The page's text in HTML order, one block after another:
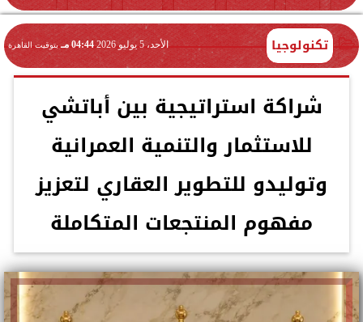
تكنولوجيا الأحد، 5 يوليو 2026 04:44 مـ بتوقيت القاهرة
شراكة استراتيجية بين أباتشي
للاستثمار والتنمية العمرانية
وتوليدو للتطوير العقاري لتعزيز
مفهوم المنتجعات المتكاملة